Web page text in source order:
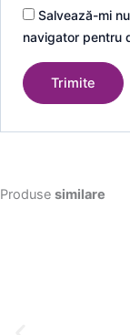
Salvează-mi
navigator pentru
Produse similare